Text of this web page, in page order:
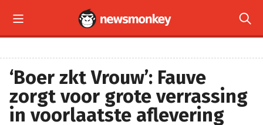
 
‘Boer zkt Vrouw’: Fauve
zorgt voor grote verrassing
in voorlaatste aflevering